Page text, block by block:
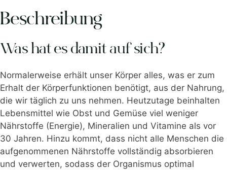
Beschreibung
Was hat es damit auf sich?
Normalerweise erhält unser Körper alles, was er zum
Erhalt der Körperfunktionen benötigt, aus der Nahrung,
die wir täglich zu uns nehmen. Heutzutage beinhalten
Lebensmittel wie Obst und Gemüse viel weniger
Nährstoffe (Energie), Mineralien und Vitamine als vor
30 Jahren. Hinzu kommt, dass nicht alle Menschen die
aufgenommenen Nährstoffe vollständig absorbieren
und verwerten, sodass der Organismus optimal